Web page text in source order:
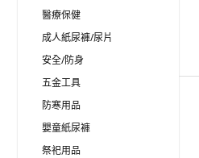
醫療保健
成人紙尿褲/尿片
安全/防身
五金工具
防寒用品
嬰童紙尿褲
祭祀用品